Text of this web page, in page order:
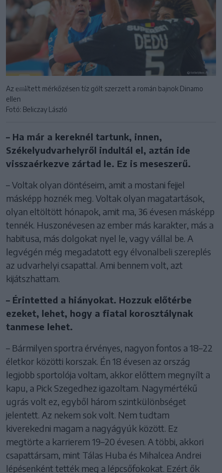
Az említett mérkőzésen tíz gólt szerzett a román bajnok Dinamo
ellen
Fotó: Beliczay László
– Ha már a kereknél tartunk, innen,
Székelyudvarhelyről indultál el, aztán ide
visszaérkezve zártad le. Ez is meseszerű.
– Voltak olyan döntéseim, amit a mostani fejjel
másképp hoznék meg. Voltak olyan magatartások,
olyan eltöltött hónapok, amit ma, 36 évesen másképp
tennék. Huszonévesen az ember más karakter, más a
habitusa, más dolgokat nyel le, vagy vállal be. A
legvégén még megadatott egy élvonalbeli szereplés
az udvarhelyi csapattal. Ami bennem volt, azt
kijátszhattam.
– Érintetted a hiányokat. Hozzuk előtérbe
ezeket, lehet, hogy a fiatal korosztálynak
tanmese lehet.
– Bármilyen sportra érvényes, nagyon fontos a 18–22
életkor közötti korszak. Én 18 évesen az ország
legjobb sportolója voltam, akkor előttem megnyílt a
kapu, a Pick Szegedhez igazoltam. Nagymértékű
ugrás volt ez, egyből három szintkülönbséget
jelentett. Az nekem sok volt. Nem tudtam
kiverekedni magam a nagyágyúk között. Ez
megtörte a karrierem 19–20 évesen. A többi, akkori
csapattársam, mint Tálas Huba és Mihalcea Andrei
lépésenként tették meg a lépcsőfokokat. Ezért ők